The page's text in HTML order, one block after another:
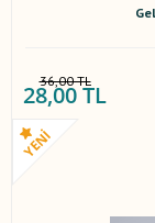
36,00 TL
28,00 TL